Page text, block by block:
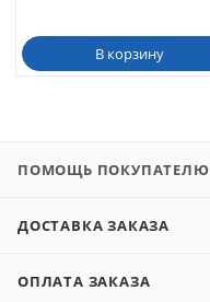
В корзину
ПОМОЩЬ ПОКУПАТЕЛЮ
ДОСТАВКА ЗАКАЗА
ОПЛАТА ЗАКАЗА